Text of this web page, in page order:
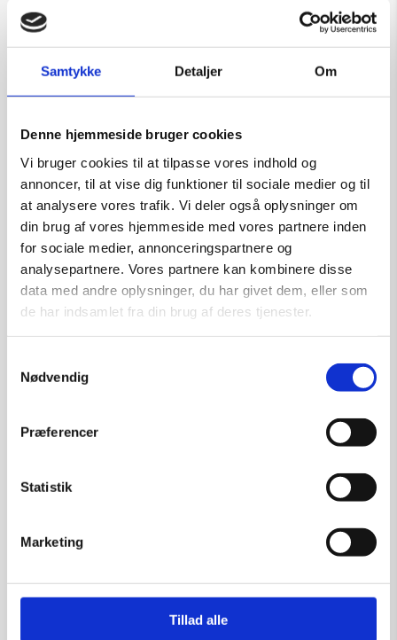
Samtykke Detaljer Om
Denne hjemmeside bruger cookies
Vi bruger cookies til at tilpasse vores indhold og
annoncer, til at vise dig funktioner til sociale medier og til
at analysere vores trafik. Vi deler også oplysninger om
din brug af vores hjemmeside med vores partnere inden
for sociale medier, annonceringspartnere og
analysepartnere. Vores partnere kan kombinere disse
data med andre oplysninger, du har givet dem, eller som
de har indsamlet fra din brug af deres tjenester.
Nødvendig
Præferencer
Statistik
Marketing
Tillad alle
Grafik af Jens Heller: Par
Kunstner: Diverse kunstnere – grafik
Størrelse: 60×40
kr. 1.500,00
Tilføj til kurv